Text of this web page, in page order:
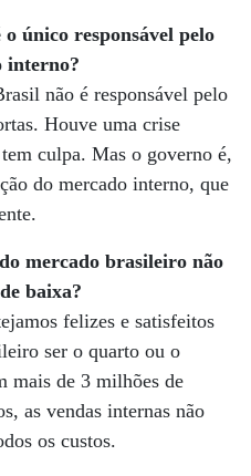
único responsável pelo
interno?
não é responsável pelo
Houve uma crise
culpa. Mas o governo é,
do mercado interno, que
mercado brasileiro não
baixa?
felizes e satisfeitos
ser o quarto ou o
mais de 3 milhões de
as vendas internas não
os custos.